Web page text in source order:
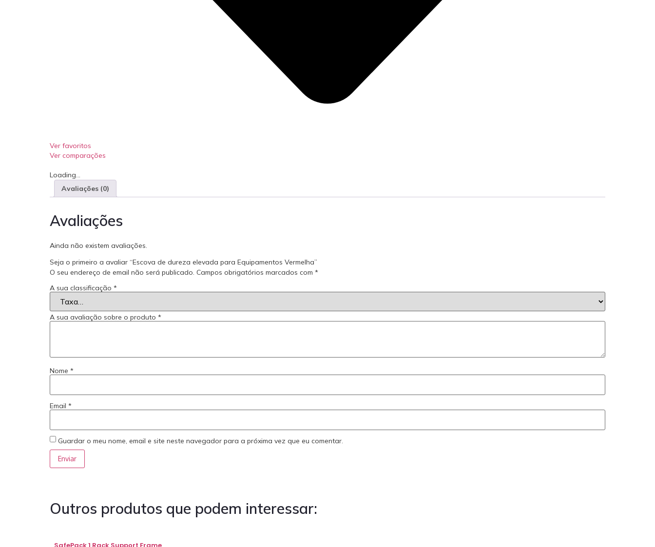
Ver favoritos
Ver comparações
Loading...
Avaliações (0)
Avaliações
Ainda não existem avaliações.
Seja o primeiro a avaliar “Escova de dureza elevada para Equipamentos Vermelha”
O seu endereço de email não será publicado. Campos obrigatórios marcados com *
A sua classificação *
A sua avaliação sobre o produto *
Nome *
Email *
Guardar o meu nome, email e site neste navegador para a próxima vez que eu comentar.
Outros produtos que podem interessar: